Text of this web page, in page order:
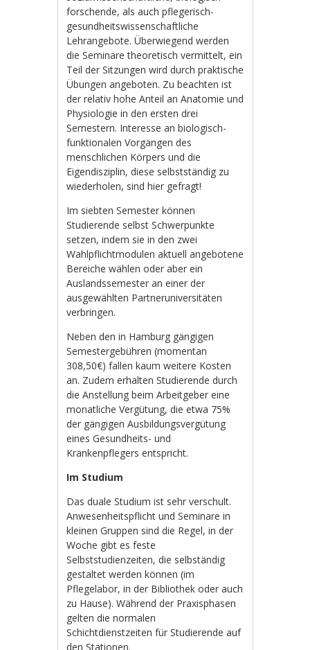
forschende, als auch pflegerisch-
gesundheitswissenschaftliche
Lehrangebote. Überwiegend werden
die Seminare theoretisch vermittelt, ein
Teil der Sitzungen wird durch praktische
Übungen angeboten. Zu beachten ist
der relativ hohe Anteil an Anatomie und
Physiologie in den ersten drei
Semestern. Interesse an biologisch-
funktionalen Vorgängen des
menschlichen Körpers und die
Eigendisziplin, diese selbstständig zu
wiederholen, sind hier gefragt!
Im siebten Semester können
Studierende selbst Schwerpunkte
setzen, indem sie in den zwei
Wahlpflichtmodulen aktuell angebotene
Bereiche wählen oder aber ein
Auslandssemester an einer der
ausgewählten Partneruniversitäten
verbringen.
Neben den in Hamburg gängigen
Semestergebühren (momentan
308,50€) fallen kaum weitere Kosten
an. Zudem erhalten Studierende durch
die Anstellung beim Arbeitgeber eine
monatliche Vergütung, die etwa 75%
der gängigen Ausbildungsvergütung
eines Gesundheits- und
Krankenpflegers entspricht.
Im Studium
Das duale Studium ist sehr verschult.
Anwesenheitspflicht und Seminare in
kleinen Gruppen sind die Regel, in der
Woche gibt es feste
Selbststudienzeiten, die selbständig
gestaltet werden können (im
Pflegelabor, in der Bibliothek oder auch
zu Hause). Während der Praxisphasen
gelten die normalen
Schichtdienstzeiten für Studierende auf
den Stationen.